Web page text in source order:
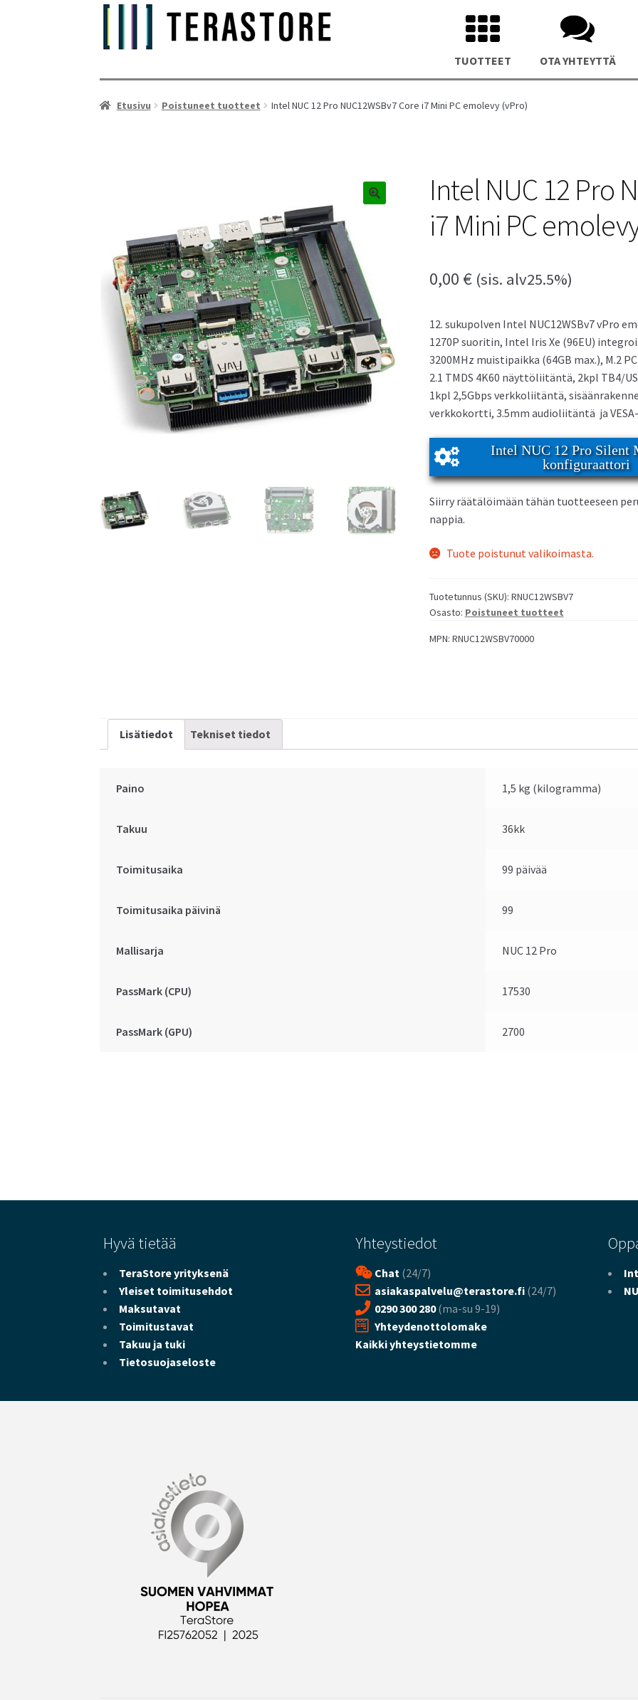
OTA YHTEYTTÄ
TUOTTEET
Asus NUC 15 Pro Plus Mini PC
Asus NUC 15 Pro Mini PC
Asus NUC 14 Essential Mini PC
Asus NUC 14 Pro Plus Mini PC
Asus NUC 14 Pro Mini PC
Etusivu Poistuneet tuotteet Intel NUC 12 Pro NUC12WSBv7 Core i7 Mini PC emolevy (vPro)
Intel NUC 12 Pro
i7 Mini PC
0,00 €(sis. alv25.5%)
12. sukupolven Intel NUC12WSBv7 vPro
1270P suoritin, Intel Iris Xe (96EU)
3200MHz muistipaikka (64GB max.), M.2
2.1 TMDS 4K60 näyttöliitäntä, 2kpl TB4/
1kpl 2,5Gbps verkkoliitäntä,
verkkokortti, 3.5mm audioliitäntä ja
Intel NUC 12 Pro Silent
konfiguraattori
Siirry räätälöimään tähän tuotteeseen
nappia.
Tuote poistunut valikoimasta.
Tuotetunnus (SKU): RNUC12WSBV7
Osasto: Poistuneet tuotteet
MPN: RNUC12WSBV70000
Lisätiedot Tekniset tiedot
Paino 1,5 kg (kilogramma)
Takuu 36kk
Toimitusaika 99 päivää
Toimitusaika päivinä 99
Mallisarja NUC 12 Pro
PassMark (CPU) 17530
PassMark (GPU) 2700
Hyvä tietää
TeraStore yrityksenä
Yleiset toimitusehdot
Maksutavat
Toimitustavat
Takuu ja tuki
Tietosuojaseloste
Yhteystiedot
Chat(24/7)
asiakaspalvelu@terastore.fi(24/7)
0290 300 280(ma-su 9-19)
Yhteydenottolomake
Kaikki yhteystietomme